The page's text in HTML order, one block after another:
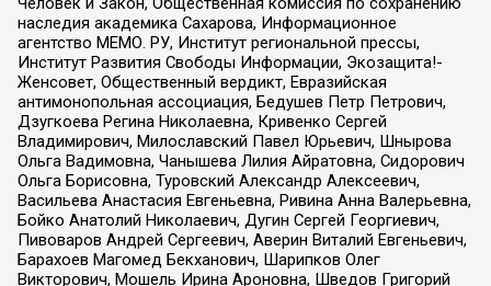
наследия академика Сахарова, Информационное
агентство МЕМО. РУ, Институт региональной прессы,
Институт Развития Свободы Информации, Экозащита!-
Женсовет, Общественный вердикт, Евразийская
антимонопольная ассоциация, Бедушев Петр Петрович,
Дзугкоева Регина Николаевна, Кривенко Сергей
Владимирович, Милославский Павел Юрьевич, Шнырова
Ольга Вадимовна, Чанышева Лилия Айратовна, Сидорович
Ольга Борисовна, Туровский Александр Алексеевич,
Васильева Анастасия Евгеньевна, Ривина Анна Валерьевна,
Бойко Анатолий Николаевич, Дугин Сергей Георгиевич,
Пивоваров Андрей Сергеевич, Аверин Виталий Евгеньевич,
Барахоев Магомед Бекханович, Шарипков Олег
Викторович, Мошель Ирина Ароновна, Шведов Григорий